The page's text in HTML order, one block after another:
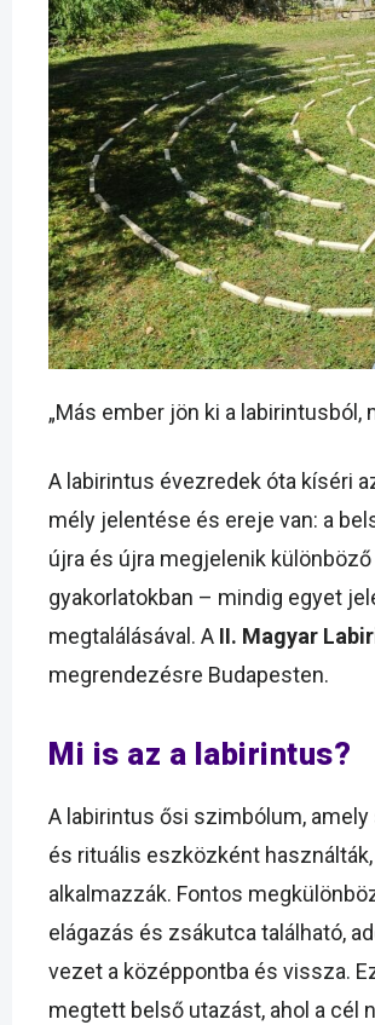
„Más ember jön ki a labirintusból,
A labirintus évezredek óta kíséri
mély jelentése és ereje van: a
újra és újra megjelenik
gyakorlatokban – mindig egyet
megtalálásával. A II. Magyar
megrendezésre Budapesten.
Mi is az a labirintus?
A labirintus ősi szimbólum,
és rituális eszközként
alkalmazzák. Fontos
elágazás és zsákutca található,
vezet a középpontba és vissza.
megtett belső utazást, ahol a cél